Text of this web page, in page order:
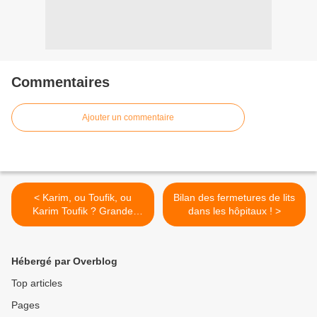
Commentaires
Ajouter un commentaire
< Karim, ou Toufik, ou
Karim Toufik ? Grande
vedette de la “Télé-Réalité”
Bilan des fermetures de lits
dans les hôpitaux ! >
Hébergé par Overblog
Top articles
Pages